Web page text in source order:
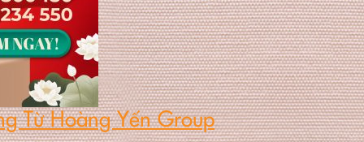
Từ Hoàng Yến Group